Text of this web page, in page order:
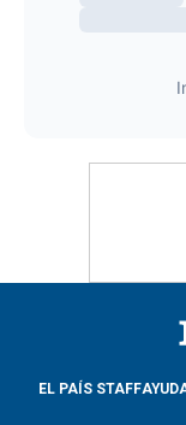
EL PAÍS STAFF